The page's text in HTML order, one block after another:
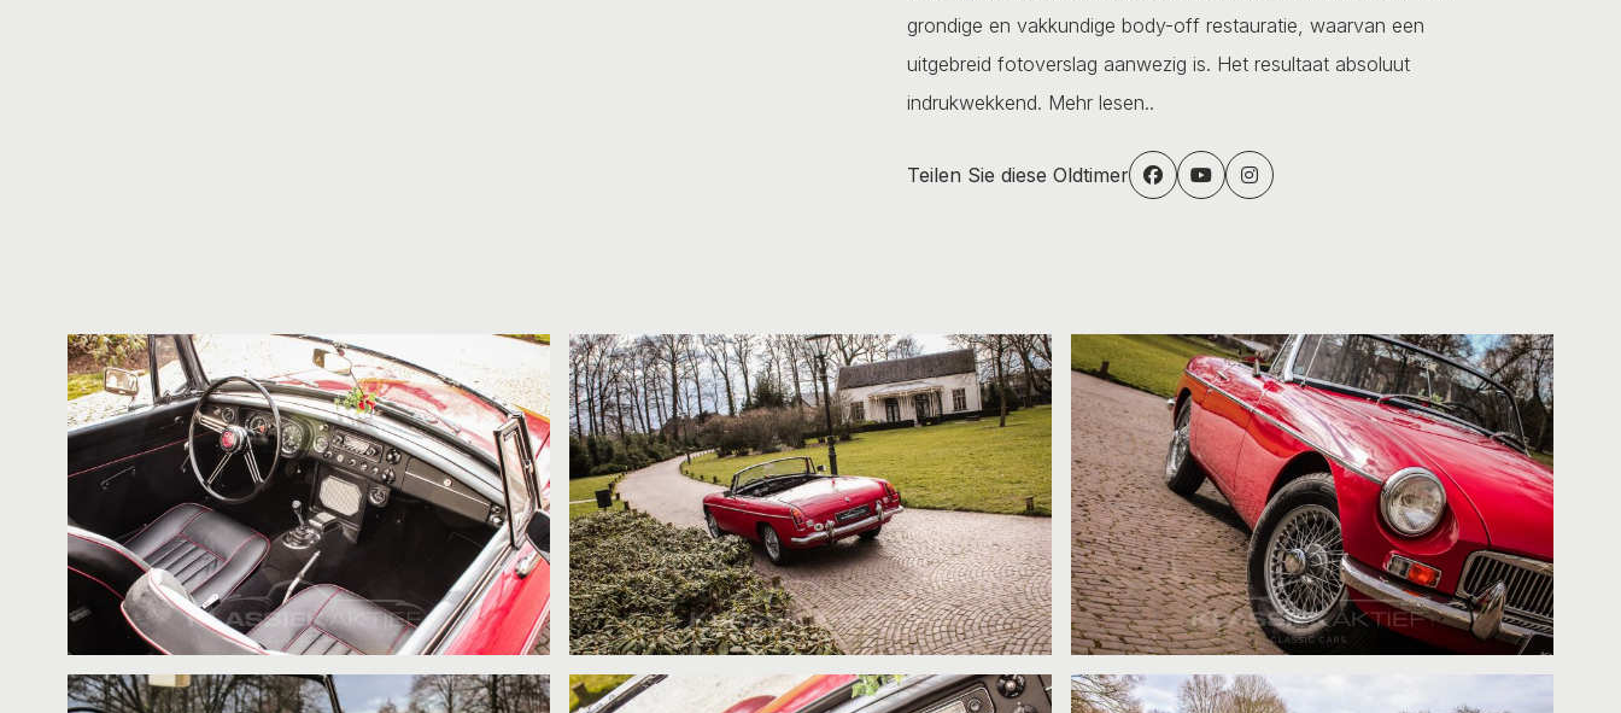
grondige en vakkundige body-off restauratie, waarvan een
uitgebreid fotoverslag aanwezig is. Het resultaat absoluut
indrukwekkend. Mehr lesen..
Teilen Sie diese Oldtimer